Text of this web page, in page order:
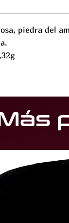
piedra del